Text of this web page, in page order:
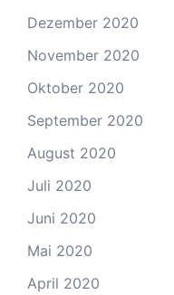
Dezember 2020
November 2020
Oktober 2020
September 2020
August 2020
Juli 2020
Juni 2020
Mai 2020
April 2020